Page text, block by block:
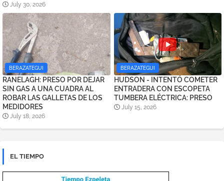
July 30, 2026
BERAZATEGUI
RANELAGH: PRESO POR DEJAR
SIN GAS A UNA CUADRA AL
ROBAR LAS GALLETAS DE LOS
MEDIDORES
July 18, 2026
BERAZATEGUI
HUDSON - INTENTÓ COMETER
ENTRADERA CON ESCOPETA
TUMBERA ELÉCTRICA: PRESO
July 15, 2026
EL TIEMPO